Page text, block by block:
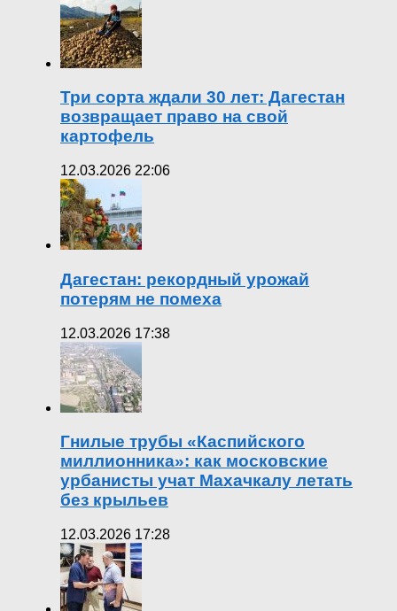
Три сорта ждали 30 лет: Дагестан
возвращает право на свой
картофель
12.03.2026 22:06
Дагестан: рекордный урожай
потерям не помеха
12.03.2026 17:38
Гнилые трубы «Каспийского
миллионника»: как московские
урбанисты учат Махачкалу летать
без крыльев
12.03.2026 17:28